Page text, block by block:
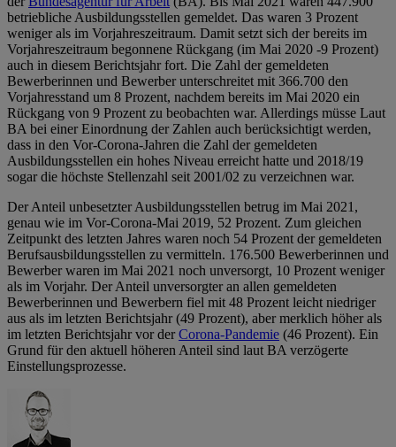
betriebliche Ausbildungsstellen gemeldet. Das waren 3 Prozent
weniger als im Vorjahreszeitraum. Damit setzt sich der bereits im
Vorjahreszeitraum begonnene Rückgang (im Mai 2020 -9 Prozent)
auch in diesem Berichtsjahr fort. Die Zahl der gemeldeten
Bewerberinnen und Bewerber unterschreitet mit 366.700 den
Vorjahresstand um 8 Prozent, nachdem bereits im Mai 2020 ein
Rückgang von 9 Prozent zu beobachten war. Allerdings müsse Laut
BA bei einer Einordnung der Zahlen auch berücksichtigt werden,
dass in den Vor-Corona-Jahren die Zahl der gemeldeten
Ausbildungsstellen ein hohes Niveau erreicht hatte und 2018/19
sogar die höchste Stellenzahl seit 2001/02 zu verzeichnen war.
Der Anteil unbesetzter Ausbildungsstellen betrug im Mai 2021,
genau wie im Vor-Corona-Mai 2019, 52 Prozent. Zum gleichen
Zeitpunkt des letzten Jahres waren noch 54 Prozent der gemeldeten
Berufsausbildungsstellen zu vermitteln. 176.500 Bewerberinnen und
Bewerber waren im Mai 2021 noch unversorgt, 10 Prozent weniger
als im Vorjahr. Der Anteil unversorgter an allen gemeldeten
Bewerberinnen und Bewerbern fiel mit 48 Prozent leicht niedriger
aus als im letzten Berichtsjahr (49 Prozent), aber merklich höher als
im letzten Berichtsjahr vor derCorona-Pandemie (46 Prozent). Ein
Grund für den aktuell höheren Anteil sind laut BA verzögerte
Einstellungsprozesse.